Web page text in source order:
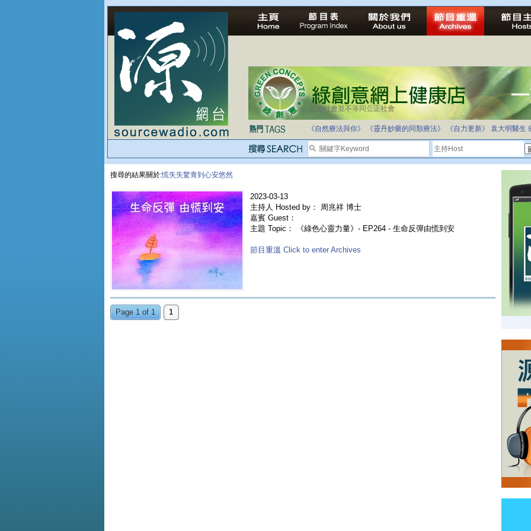
法治社會並不等同公正社會
《自然療法與你》 《靈丹妙藥的同類療法》 《自力更新》 袁大明醫生
搜尋的結果關於:慌失失驚青到心安悠然
2023-03-13
主持人 Hosted by： 周兆祥 博士
嘉賓 Guest：
主題 Topic： 《綠色心靈力量》- EP264 - 生命反彈由慌到安
節目重溫 Click to enter Archives
Page 1 of 1 1